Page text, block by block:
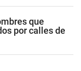
que
por calles de